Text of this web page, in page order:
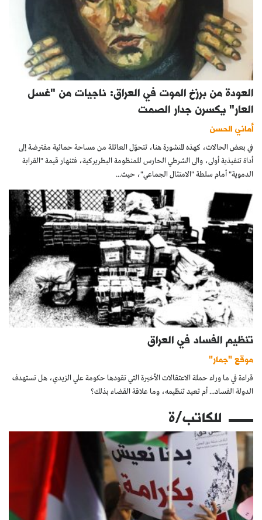
العودة من برزخ الموت في العراق: ناجيات من "غسل
العار" يكسرن جدار الصمت
أماني الحسن
في بعض الحالات، كهذه المنشورة هنا، تتحوّل العائلة من مساحة حمائية مفترضة إلى
أداة تنفيذية أولى، والى الشرطي الحارس للمنظومة البطريركية، فتنهار قيمة "القرابة
الدموية" أمام سلطة "الامتثال الجماعي"، حيث...
تنظيم الفساد في العراق
موقع "جمار"
قراءة في ما وراء حملة الاعتقالات الأخيرة التي تقودها حكومة علي الزيدي، هل تستهدف
الدولة الفساد... أم تعيد تنظيمه، وما علاقة القضاء بذلك؟
للكاتب/ة